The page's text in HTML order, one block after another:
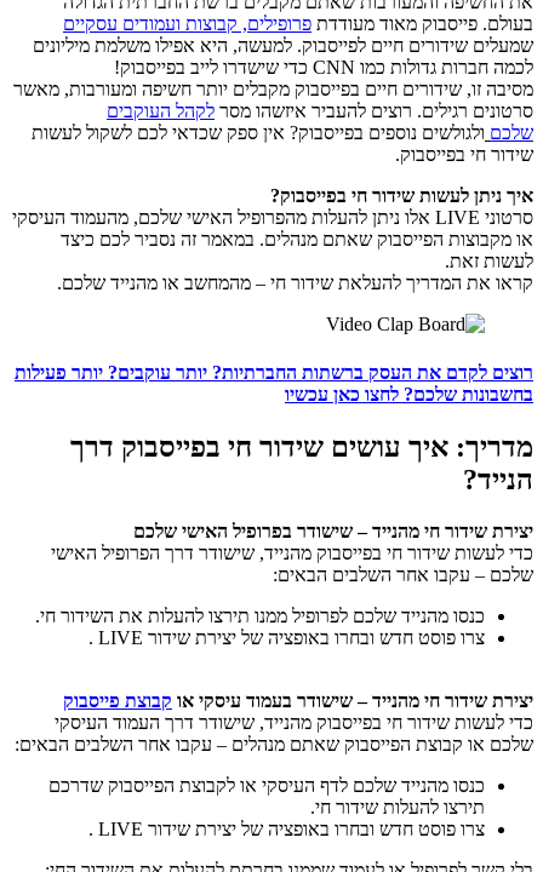
בעולם. פייסבוק מאוד מעודדת פרופילים, קבוצות ועמודים עסקיים
שמעלים שידורים חיים לפייסבוק. למעשה, היא אפילו משלמת מיליונים
לכמה חברות גדולות כמו CNN כדי שישדרו לייב בפייסבוק!
מסיבה זו, שידורים חיים בפייסבוק מקבלים יותר חשיפה ומעורבות, מאשר
סרטונים רגילים. רוצים להעביר איזשהו מסר לקהל העוקבים
שלכם ולגולשים נוספים בפייסבוק? אין ספק שכדאי לכם לשקול לעשות
שידור חי בפייסבוק.
איך ניתן לעשות שידור חי בפייסבוק?
סרטוני LIVE אלו ניתן להעלות מהפרופיל האישי שלכם, מהעמוד העיסקי
או מקבוצות הפייסבוק שאתם מנהלים. במאמר זה נסביר לכם כיצד
לעשות זאת.
קראו את המדריך להעלאת שידור חי – מהמחשב או מהנייד שלכם.
רוצים לקדם את העסק ברשתות החברתיות? יותר עוקבים? יותר פעילות
בחשבונות שלכם? לחצו כאן עכשיו
מדריך: איך עושים שידור חי בפייסבוק דרך
הנייד?
יצירת שידור חי מהנייד – שישודר בפרופיל האישי שלכם
כדי לעשות שידור חי בפייסבוק מהנייד, שישודר דרך הפרופיל האישי
שלכם – עקבו אחר השלבים הבאים:
כנסו מהנייד שלכם לפרופיל ממנו תירצו להעלות את השידור חי.
צרו פוסט חדש ובחרו באופציה של יצירת שידור LIVE .
יצירת שידור חי מהנייד – שישודר בעמוד עיסקי או קבוצת פייסבוק
כדי לעשות שידור חי בפייסבוק מהנייד, שישודר דרך העמוד העיסקי
שלכם או קבוצת הפייסבוק שאתם מנהלים – עקבו אחר השלבים הבאים:
כנסו מהנייד שלכם לדף העיסקי או לקבוצת הפייסבוק שדרכם
תירצו להעלות שידור חי.
צרו פוסט חדש ובחרו באופציה של יצירת שידור LIVE .